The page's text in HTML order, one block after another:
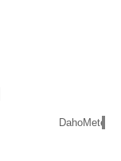
DahoMeter